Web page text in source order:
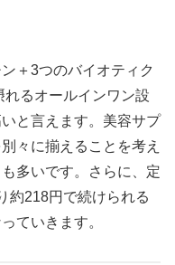
＋3つのバイオティク
るオールインワン設
と言えます。美容サプ
々に揃えることを考え
多いです。さらに、定
約218円で続けられる
ていきます。